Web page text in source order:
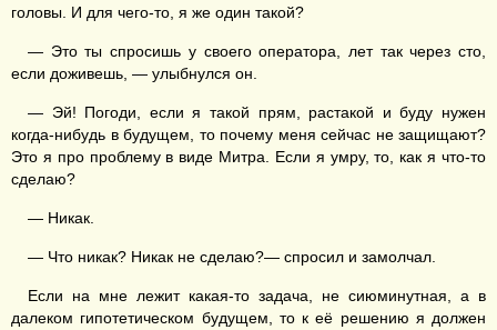
головы. И для чего-то, я же один такой?
— Это ты спросишь у своего оператора, лет так через сто,
если доживешь, — улыбнулся он.
— Эй! Погоди, если я такой прям, растакой и буду нужен
когда-нибудь в будущем, то почему меня сейчас не защищают?
Это я про проблему в виде Митра. Если я умру, то, как я что-то
сделаю?
— Никак.
— Что никак? Никак не сделаю?— спросил и замолчал.
Если на мне лежит какая-то задача, не сиюминутная, а в
далеком гипотетическом будущем, то к её решению я должен